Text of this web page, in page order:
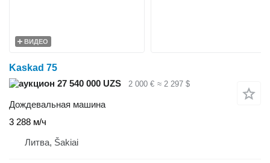
ВИДЕО
Kaskad 75
27 540 000 UZS
2 000 € ≈ 2 297 $
Дождевальная машина
3 288 м/ч
Литва, Šakiai